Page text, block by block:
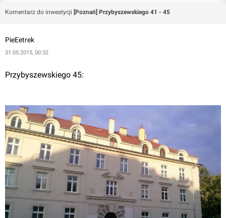
Komentarz do inwestycji [Poznań] Przybyszewskiego 41 - 45
PieEetrek
31.05.2015, 00:32
Przybyszewskiego 45: